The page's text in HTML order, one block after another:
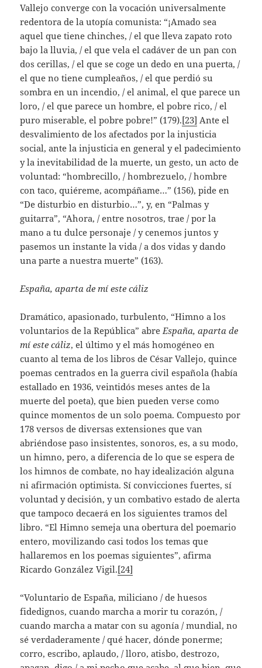
Vallejo converge con la vocación universalmente
redentora de la utopía comunista: “¡Amado sea
aquel que tiene chinches, / el que lleva zapato roto
bajo la lluvia, / el que vela el cadáver de un pan con
dos cerillas, / el que se coge un dedo en una puerta, /
el que no tiene cumpleaños, / el que perdió su
sombra en un incendio, / el animal, el que parece un
loro, / el que parece un hombre, el pobre rico, / el
puro miserable, el pobre pobre!” (179).[23] Ante el
desvalimiento de los afectados por la injusticia
social, ante la injusticia en general y el padecimiento
y la inevitabilidad de la muerte, un gesto, un acto de
voluntad: “hombrecillo, / hombrezuelo, / hombre
con taco, quiéreme, acompáñame…” (156), pide en
“De disturbio en disturbio…”, y, en “Palmas y
guitarra”, “Ahora, / entre nosotros, trae / por la
mano a tu dulce personaje / y cenemos juntos y
pasemos un instante la vida / a dos vidas y dando
una parte a nuestra muerte” (163).
España, aparta de mí este cáliz
Dramático, apasionado, turbulento, “Himno a los
voluntarios de la República” abre España, aparta de
mí este cáliz, el último y el más homogéneo en
cuanto al tema de los libros de César Vallejo, quince
poemas centrados en la guerra civil española (había
estallado en 1936, veintidós meses antes de la
muerte del poeta), que bien pueden verse como
quince momentos de un solo poema. Compuesto por
178 versos de diversas extensiones que van
abriéndose paso insistentes, sonoros, es, a su modo,
un himno, pero, a diferencia de lo que se espera de
los himnos de combate, no hay idealización alguna
ni afirmación optimista. Sí convicciones fuertes, sí
voluntad y decisión, y un combativo estado de alerta
que tampoco decaerá en los siguientes tramos del
libro. “El Himno semeja una obertura del poemario
entero, movilizando casi todos los temas que
hallaremos en los poemas siguientes”, afirma
Ricardo González Vigil.[24]
“Voluntario de España, miliciano / de huesos
fidedignos, cuando marcha a morir tu corazón, /
cuando marcha a matar con su agonía / mundial, no
sé verdaderamente / qué hacer, dónde ponerme;
corro, escribo, aplaudo, / lloro, atisbo, destrozo,